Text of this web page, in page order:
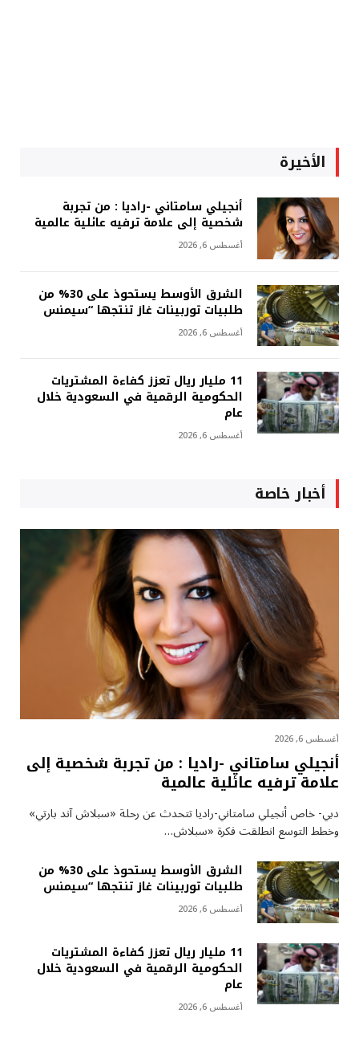
الأخيرة
أنجيلي سامتاني -راديا : من تجربة
شخصية إلى علامة ترفيه عائلية عالمية
أغسطس 6, 2026
الشرق الأوسط يستحوذ على 30% من
طلبيات توربينات غاز تنتجها “سيمنس
أغسطس 6, 2026
11 مليار ريال تعزز كفاءة المشتريات
الحكومية الرقمية في السعودية خلال
عام
أغسطس 6, 2026
أخبار خاصة
أغسطس 6, 2026
أنجيلي سامتاني -راديا : من تجربة شخصية إلى
علامة ترفيه عائلية عالمية
دبي- خاص أنجيلي سامتاني-راديا تتحدث عن رحلة «سبلاش آند بارتي»
وخطط التوسع انطلقت فكرة «سبلاش…
الشرق الأوسط يستحوذ على 30% من
طلبيات توربينات غاز تنتجها “سيمنس
أغسطس 6, 2026
11 مليار ريال تعزز كفاءة المشتريات
الحكومية الرقمية في السعودية خلال
عام
أغسطس 6, 2026